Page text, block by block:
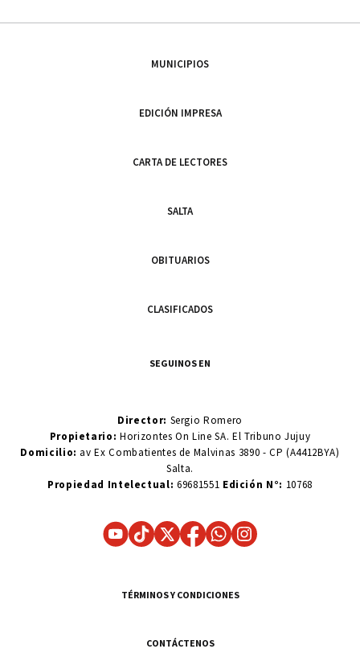
MUNICIPIOS
EDICIÓN IMPRESA
CARTA DE LECTORES
SALTA
OBITUARIOS
CLASIFICADOS
SEGUINOS EN
Director: Sergio Romero
Propietario:Horizontes On Line SA. El Tribuno Jujuy
Domicilio: av Ex Combatientes de Malvinas 3890 - CP (A4412BYA)
Salta.
Propiedad Intelectual: 69681551 Edición N°: 10768
TÉRMINOS Y CONDICIONES
CONTÁCTENOS